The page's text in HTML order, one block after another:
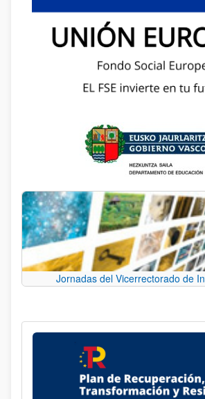
Jornadas del Vicerrectorado de